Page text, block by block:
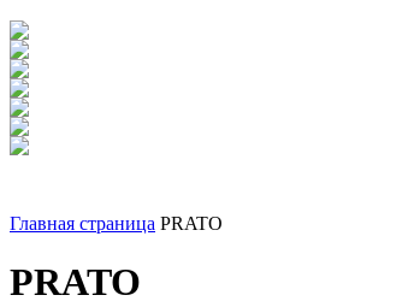
Главная страница PRATO
PRATO